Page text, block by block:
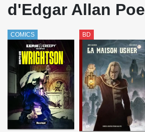
d'Edgar Allan Poe
COMICS BD